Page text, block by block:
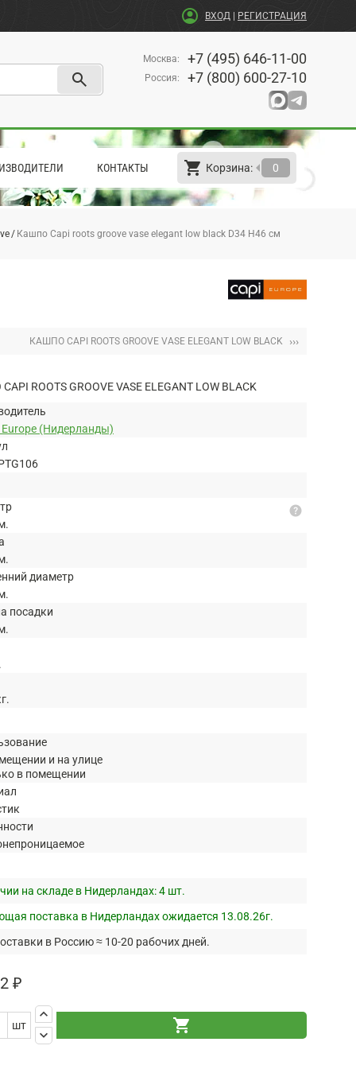
account_circle ВХОД РЕГИСТРАЦИЯ
search
Москва: +7 (495) 646-11-00
Россия: +7 (800) 600-27-10
КОНТАКТЫ shopping_cart Корзина: 0
arrow_left
Кашпо Capi roots groove vase elegant low black D34 H46 см
КАШПО CAPI ROOTS GROOVE VASE ELEGANT LOW BLACK ›››
ROOTS GROOVE VASE ELEGANT LOW BLACK
Europe (Нидерланды)
диаметр
посадки
help
и на улице
в помещении
на складе в Нидерландах:4 шт.
поставка в Нидерландах ожидается 13.08.26г.
в Россию ≈ 10-20 рабочих дней.
₽
шт
keyboard_arrow_up
keyboard_arrow_down
shopping_cart